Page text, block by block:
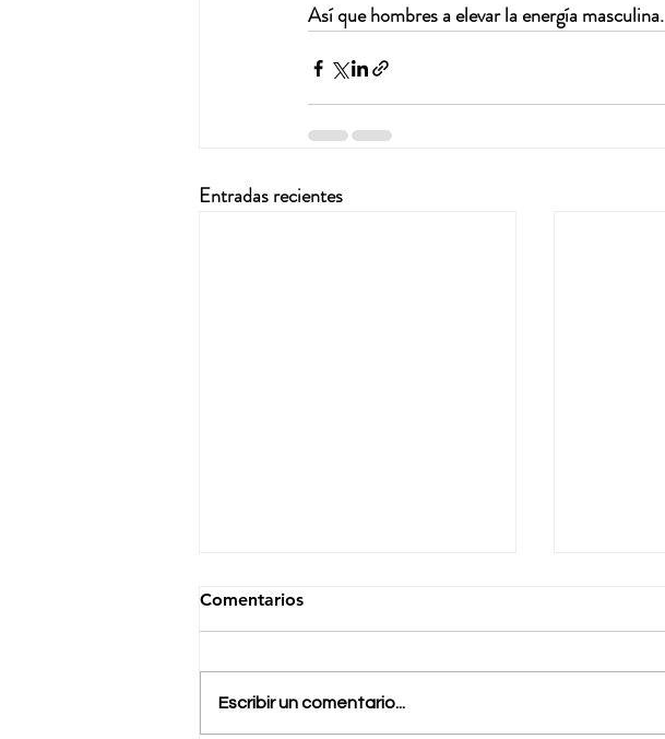
Así que hombres a elevar la energía masculina.
Entradas recientes
Comentarios
Escribir un comentario...